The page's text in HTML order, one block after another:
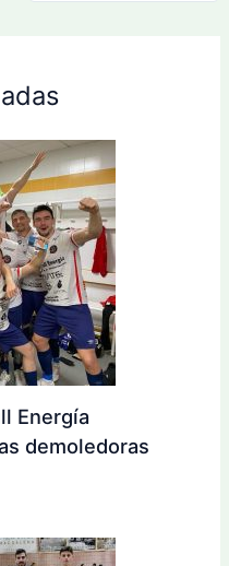
Energía
demoledoras